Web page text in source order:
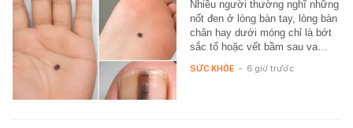
Nhiều người thường nghĩ những
nốt đen ở lòng bàn tay, lòng bàn
chân hay dưới móng chỉ là bớt
sắc tố hoặc vết bầm sau va…
SỨC KHỎE - 6 giờ trước